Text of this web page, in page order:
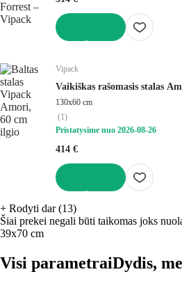
Vipack
Vaikiškas rašomasis stalas
130x60 cm
(1)
Pristatysime nuo 2026‑08‑26
414 €
+ Rodyti dar (13)
Šiai prekei negali būti taikomas joks
39x70 cm
Visi parametraiDydis,